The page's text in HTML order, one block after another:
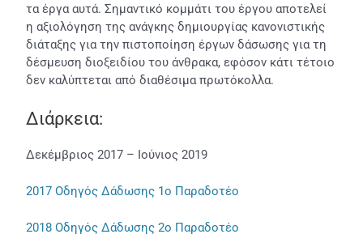
τα έργα αυτά. Σημαντικό κομμάτι του έργου αποτελεί
η αξιολόγηση της ανάγκης δημιουργίας κανονιστικής
διάταξης για την πιστοποίηση έργων δάσωσης για τη
δέσμευση διοξειδίου του άνθρακα, εφόσον κάτι τέτοιο
δεν καλύπτεται από διαθέσιμα πρωτόκολλα.
Διάρκεια:
Δεκέμβριος 2017 – Ιούνιος 2019
2017 Οδηγός Δάδωσης 1ο Παραδοτέο
2018 Οδηγός Δάδωσης 2ο Παραδοτέο